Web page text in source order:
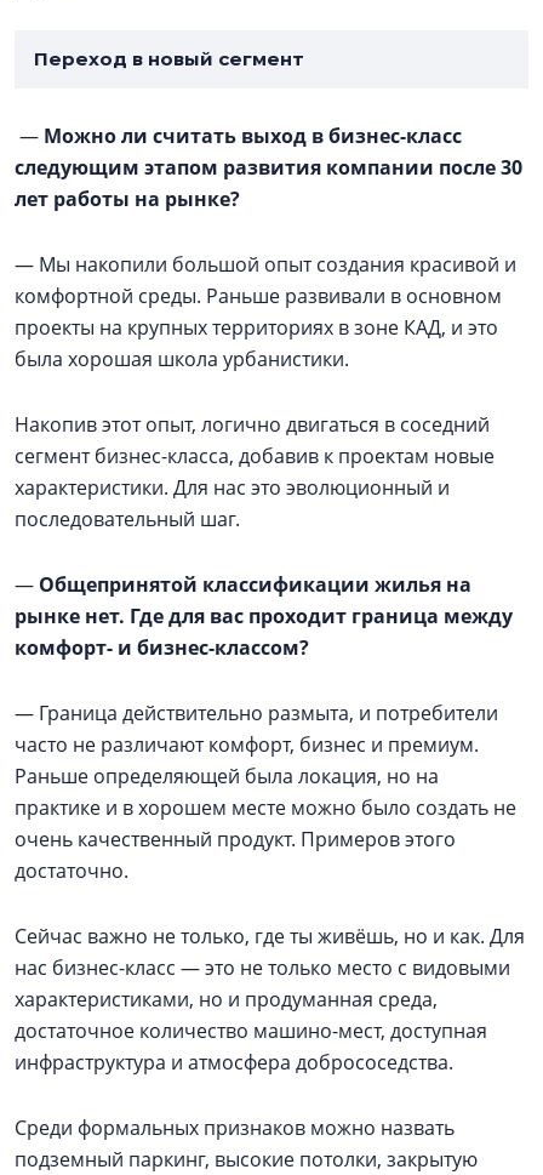
Переход в новый сегмент
— Можно ли считать выход в бизнес-класс
следующим этапом развития компании после 30
лет работы на рынке?
— Мы накопили большой опыт создания красивой и
комфортной среды. Раньше развивали в основном
проекты на крупных территориях в зоне КАД, и это
была хорошая школа урбанистики.
Накопив этот опыт, логично двигаться в соседний
сегмент бизнес-класса, добавив к проектам новые
характеристики. Для нас это эволюционный и
последовательный шаг.
— Общепринятой классификации жилья на
рынке нет. Где для вас проходит граница между
комфорт- и бизнес-классом?
— Граница действительно размыта, и потребители
часто не различают комфорт, бизнес и премиум.
Раньше определяющей была локация, но на
практике и в хорошем месте можно было создать не
очень качественный продукт. Примеров этого
достаточно.
Сейчас важно не только, где ты живёшь, но и как. Для
нас бизнес-класс — это не только место с видовыми
характеристиками, но и продуманная среда,
достаточное количество машино-мест, доступная
инфраструктура и атмосфера добрососедства.
Среди формальных признаков можно назвать
подземный паркинг, высокие потолки, закрытую